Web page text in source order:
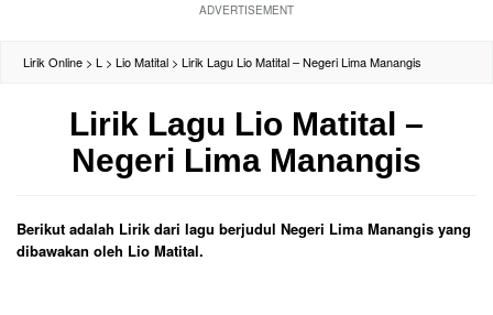
ADVERTISEMENT
Lirik Online > L > Lio Matital > Lirik Lagu Lio Matital – Negeri Lima Manangis
Lirik Lagu Lio Matital –
Negeri Lima Manangis
Berikut adalah Lirik dari lagu berjudul Negeri Lima Manangis yang
dibawakan oleh Lio Matital.